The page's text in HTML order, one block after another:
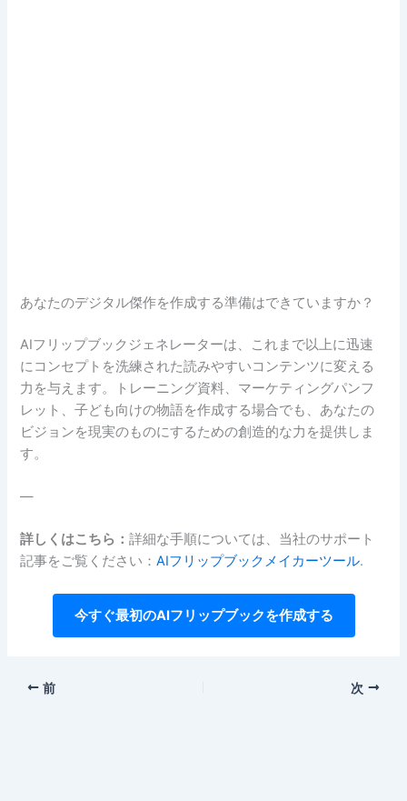
あなたのデジタル傑作を作成する準備はできていますか？
AIフリップブックジェネレーターは、これまで以上に迅速
にコンセプトを洗練された読みやすいコンテンツに変える
力を与えます。トレーニング資料、マーケティングパンフ
レット、子ども向けの物語を作成する場合でも、あなたの
ビジョンを現実のものにするための創造的な力を提供しま
す。
—
詳しくはこちら：詳細な手順については、当社のサポート
記事をご覧ください：AIフリップブックメイカーツール.
今すぐ最初のAIフリップブックを作成する
前 次